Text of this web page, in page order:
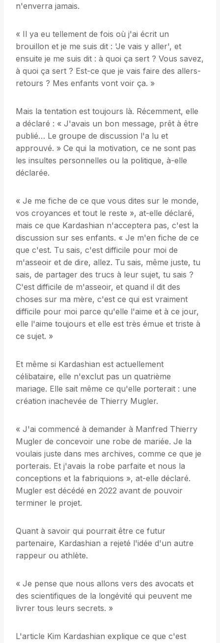
n'enverra jamais.
« Il ya eu tellement de fois où j'ai écrit un
brouillon et je me suis dit : 'Je vais y aller', et
ensuite je me suis dit : à quoi ça sert ? Vous savez,
à quoi ça sert ? Est-ce que je vais faire des allers-
retours ? Mes enfants vont voir ça. »
Mais la tentation est toujours là. Récemment, elle
a déclaré : « J'avais un bon message, prêt à être
publié… Le groupe de discussion l'a lu et
approuvé. » Ce qui la motivation, ce ne sont pas
les insultes personnelles ou la politique, à-elle
déclarée.
« Je me fiche de ce que vous dites sur le monde,
vos croyances et tout le reste », at-elle déclaré,
mais ce que Kardashian n'acceptera pas, c'est la
discussion sur ses enfants. « Je m'en fiche de ce
que c'est. Tu sais, c'est difficile pour moi de
m'asseoir et de dire, allez. Tu sais, même juste, tu
sais, de partager des trucs à leur sujet, tu sais ?
C'est difficile de m'asseoir, et quand il dit des
choses sur ma mère, c'est ce qui est vraiment
difficile pour moi parce qu'elle l'aime et à ce jour,
elle l'aime toujours et elle est très émue et triste à
ce sujet. »
Et même si Kardashian est actuellement
célibataire, elle n'exclut pas un quatrième
mariage. Elle sait même ce qu'elle porterait : une
création inachevée de Thierry Mugler.
« J'ai commencé à demander à Manfred Thierry
Mugler de concevoir une robe de mariée. Je la
voulais juste dans mes archives, comme ce que je
porterais. Et j'avais la robe parfaite et nous la
conceptions et la fabriquions », at-elle déclaré.
Mugler est décédé en 2022 avant de pouvoir
terminer le projet.
Quant à savoir qui pourrait être ce futur
partenaire, Kardashian a rejeté l'idée d'un autre
rappeur ou athlète.
« Je pense que nous allons vers des avocats et
des scientifiques de la longévité qui peuvent me
livrer tous leurs secrets. »
L'article Kim Kardashian explique ce que c'est